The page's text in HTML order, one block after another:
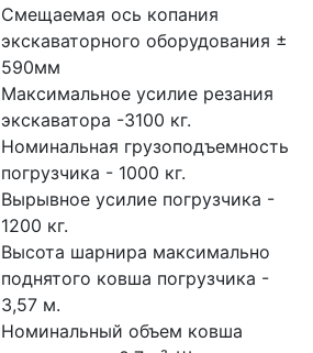
Смещаемая ось копания
экскаваторного оборудования ±
590мм
Максимальное усилие резания
экскаватора -3100 кг.
Номинальная грузоподъемность
погрузчика - 1000 кг.
Вырывное усилие погрузчика -
1200 кг.
Высота шарнира максимально
поднятого ковша погрузчика -
3,57 м.
Номинальный объем ковша